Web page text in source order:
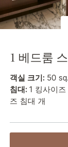
1 베드룸
객실 크기: 50
침대: 1 킹사이
즈 침대 개